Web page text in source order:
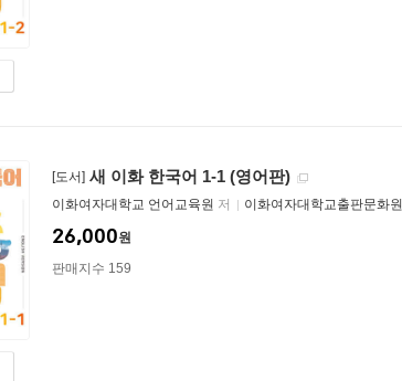
[도서] 새 이화 한국어 1-1 (영어판)
이화여자대학교 언어교육원 저 이화여자대학교출판문화원
26,000원
판매지수 159